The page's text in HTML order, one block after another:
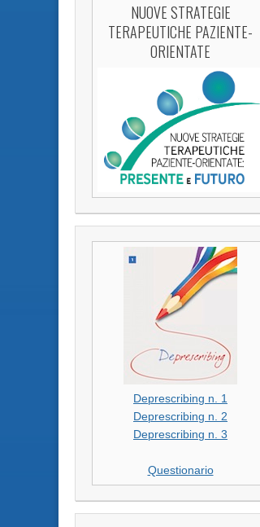
NUOVE STRATEGIE
TERAPEUTICHE PAZIENTE-
ORIENTATE
Deprescribing n. 1
Deprescribing n. 2
Deprescribing n. 3
Questionario